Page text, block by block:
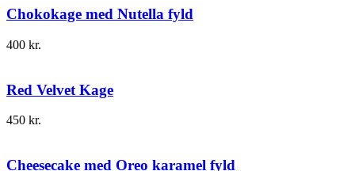
Chokokage med Nutella fyld
400 kr.
Red Velvet Kage
450 kr.
Cheesecake med Oreo karamel fyld